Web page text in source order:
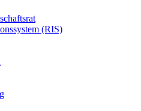
(RIS)